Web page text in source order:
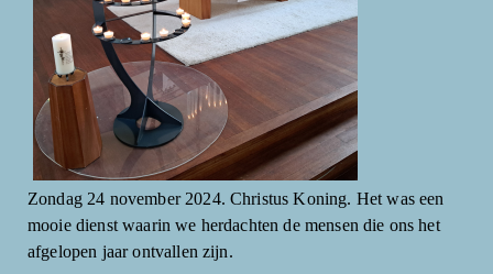
Zondag 24 november 2024. Christus Koning. Het was een
mooie dienst waarin we herdachten de mensen die ons het
afgelopen jaar ontvallen zijn.